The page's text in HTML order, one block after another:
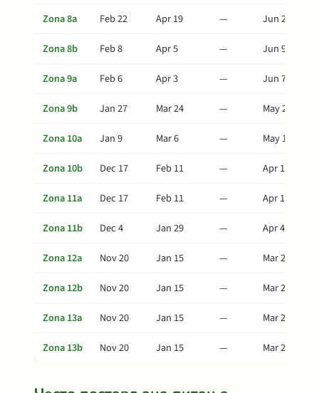
Zona 8a
Feb 22 Apr 19 —
Jun 23
Zona 8b
Feb 8 Apr 5 —
Jun 9
Zona 9a
Feb 6 Apr 3 —
Jun 7
Zona 9b
Jan 27 Mar 24 —
May 28
Zona 10a
Jan 9 Mar 6 —
May 10
Zona 10b
Dec 17 Feb 11 —
Apr 17
Zona 11a
Dec 17 Feb 11 —
Apr 17
Zona 11b
Dec 4 Jan 29 —
Apr 4
Zona 12a
Nov 20 Jan 15 —
Mar 21
Zona 12b
Nov 20 Jan 15 —
Mar 21
Zona 13a
Nov 20 Jan 15 —
Mar 21
Zona 13b
Nov 20 Jan 15 — Mar 21